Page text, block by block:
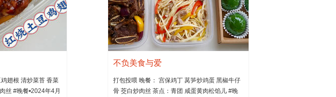
翅根 清炒菜苔 香菜
丝 #晚餐•2024年4月
不负美食与爱
打包投喂 晚餐： 宫保鸡丁 莴笋炒鸡蛋 黑椒牛仔
骨 茭白炒肉丝 茶点：青团 咸蛋黄肉松馅儿 #晚